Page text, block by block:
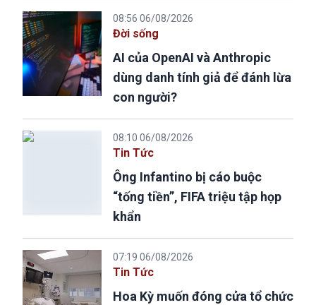
08:56 06/08/2026
Đời sống
AI của OpenAI và Anthropic
dùng danh tính giả để đánh lừa
con người?
08:10 06/08/2026
Tin Tức
Ông Infantino bị cáo buộc
“tống tiền”, FIFA triệu tập họp
khẩn
07:19 06/08/2026
Tin Tức
Hoa Kỳ muốn đóng cửa tổ chức